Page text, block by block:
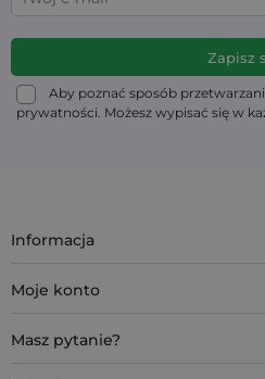
Aby poznać sposób
prywatności. Możesz wypisać się w
Informacja
Moje konto
Masz pytanie?